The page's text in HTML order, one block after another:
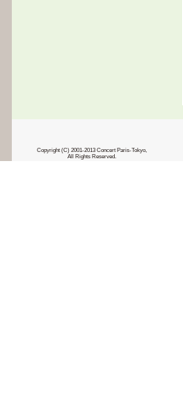
Copyright (C) 2001-2013 Concert Paris-Tokyo,
All Rights Reserved.